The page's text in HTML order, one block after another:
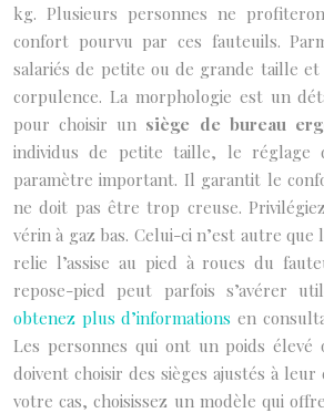
kg. Plusieurs personnes ne
confort pourvu par ces fauteuils.
salariés de petite ou de grande taille
corpulence. La morphologie est un
pour choisir un siège de bureau
individus de petite taille, le réglage
paramètre important. Il garantit le
ne doit pas être trop creuse.
vérin à gaz bas. Celui-ci n’est autre
relie l’assise au pied à roues du
repose-pied peut parfois s’avérer
obtenez plus d’informations en
Les personnes qui ont un poids
doivent choisir des sièges ajustés à
votre cas, choisissez un modèle qui